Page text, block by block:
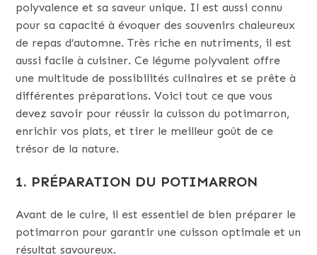
polyvalence et sa saveur unique. Il est aussi connu
pour sa capacité à évoquer des souvenirs chaleureux
de repas d’automne. Très riche en nutriments, il est
aussi facile à cuisiner. Ce légume polyvalent offre
une multitude de possibilités culinaires et se prête à
différentes préparations. Voici tout ce que vous
devez savoir pour réussir la cuisson du potimarron,
enrichir vos plats, et tirer le meilleur goût de ce
trésor de la nature.
1. PRÉPARATION DU POTIMARRON
Avant de le cuire, il est essentiel de bien préparer le
potimarron pour garantir une cuisson optimale et un
résultat savoureux.